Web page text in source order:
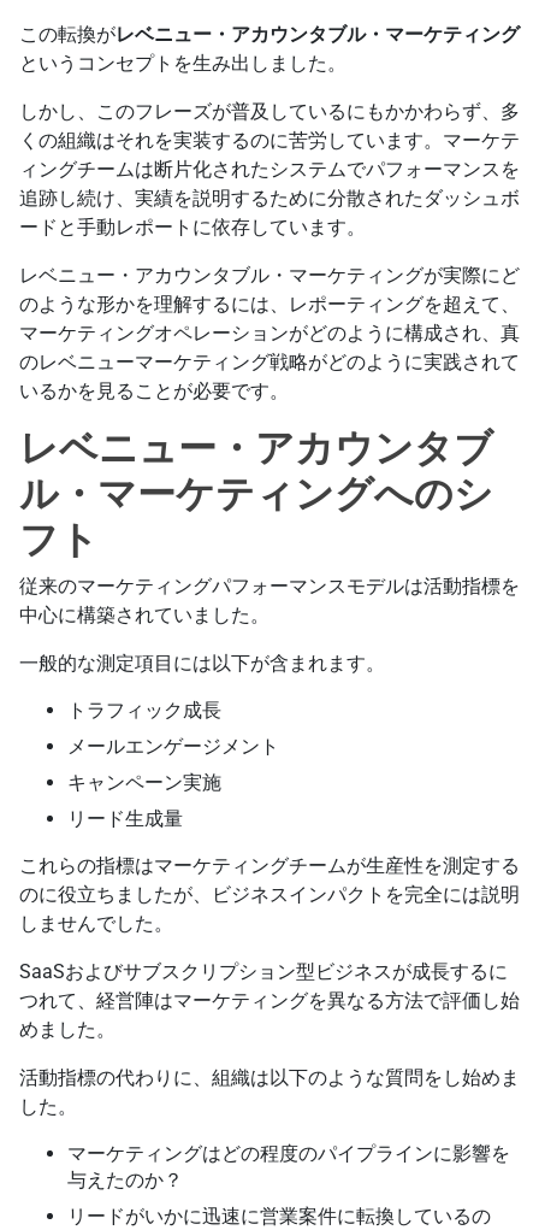
この転換がレベニュー・アカウンタブル・マーケティング
というコンセプトを生み出しました。
しかし、このフレーズが普及しているにもかかわらず、多
くの組織はそれを実装するのに苦労しています。マーケテ
ィングチームは断片化されたシステムでパフォーマンスを
追跡し続け、実績を説明するために分散されたダッシュボ
ードと手動レポートに依存しています。
レベニュー・アカウンタブル・マーケティングが実際にど
のような形かを理解するには、レポーティングを超えて、
マーケティングオペレーションがどのように構成され、真
のレベニューマーケティング戦略がどのように実践されて
いるかを見ることが必要です。
レベニュー・アカウンタブ
ル・マーケティングへのシ
フト
従来のマーケティングパフォーマンスモデルは活動指標を
中心に構築されていました。
一般的な測定項目には以下が含まれます。
トラフィック成長
メールエンゲージメント
キャンペーン実施
リード生成量
これらの指標はマーケティングチームが生産性を測定する
のに役立ちましたが、ビジネスインパクトを完全には説明
しませんでした。
SaaSおよびサブスクリプション型ビジネスが成長するに
つれて、経営陣はマーケティングを異なる方法で評価し始
めました。
活動指標の代わりに、組織は以下のような質問をし始めま
した。
マーケティングはどの程度のパイプラインに影響を
与えたのか？
リードがいかに迅速に営業案件に転換しているの